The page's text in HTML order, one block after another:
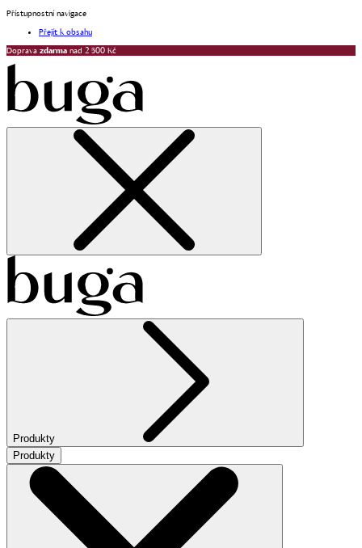
Přístupnostní navigace
Přejít k obsahu
Doprava zdarma nad 2 500 Kč
Produkty
Produkty